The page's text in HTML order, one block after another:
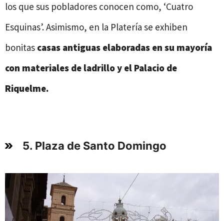
los que sus pobladores conocen como, ‘Cuatro
Esquinas’. Asimismo, en la Platería se exhiben
bonitas casas antiguas elaboradas en su mayoría
con materiales de ladrillo y el Palacio de
Riquelme.
5. Plaza de Santo Domingo